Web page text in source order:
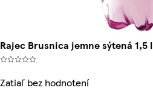
Rajec Brusnica jemne sýtená 1,5 l
Zatiaľ bez hodnotení